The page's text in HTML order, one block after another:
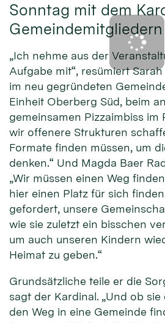
Sonntag mit dem
„Ich nehme aus der
Aufgabe mit“, resümiert
im neu gegründeten
Einheit Oberberg Süd, beim
gemeinsamen Pizzaimbiss im
wir offenere Strukturen
Formate finden müssen, um
denken.“ Und Magda Baer
„Wir müssen einen Weg
hier einen Platz für sich
gefordert, unsere
wie sie zuletzt ein bisschen
um auch unseren Kindern
Heimat zu geben.“
Grundsätzliche teile er die
sagt der Kardinal. „Und ob
den Weg in eine Gemeinde